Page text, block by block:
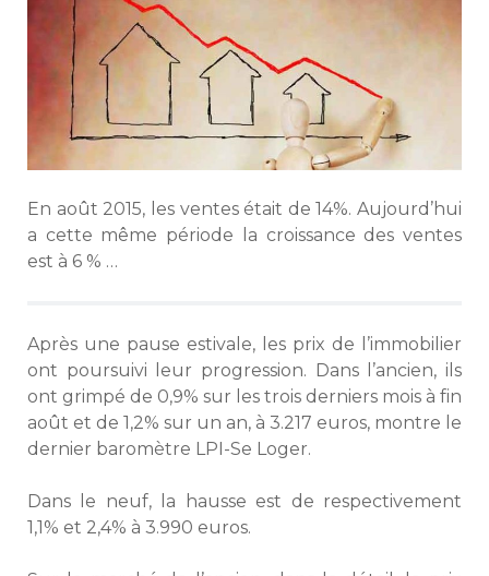
En août 2015, les ventes était de 14%. Aujourd’hui
a cette même période la croissance des ventes
est à 6 % …
Après une pause estivale, les prix de l’immobilier
ont poursuivi leur progression. Dans l’ancien, ils
ont grimpé de 0,9% sur les trois derniers mois à fin
août et de 1,2% sur un an, à 3.217 euros, montre le
dernier baromètre LPI-Se Loger.
Dans le neuf, la hausse est de respectivement
1,1% et 2,4% à 3.990 euros.